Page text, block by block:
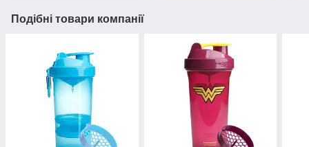
Подібні товари компанії